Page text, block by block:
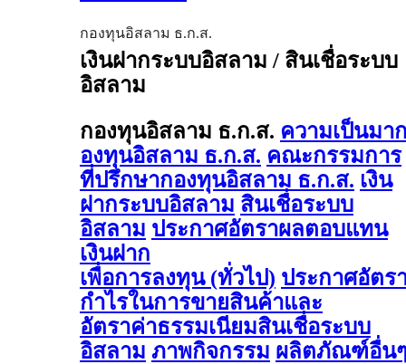
กองทุนอิสลาม ธ.ก.ส.
เงินฝากระบบอิสลาม / สินเชื่อระบบ
อิสลาม
กองทุนอิสลาม ธ.ก.ส. ความเป็นมา
องทุนอิสลาม ธ.ก.ส. คณะกรรมการ
ที่ปรึกษากองทุนอิสลาม ธ.ก.ส. เงิน
ฝากระบบอิสลาม สินเชื่อระบบ
อิสลาม ประกาศอัตราผลตอบแทน
เงินฝาก
เพื่อการลงทุน (ทั่วไป) ประกาศอัตร
กำไรในการขายสินค้าและ
อัตราค่าธรรมเนียมสินเชื่อระบบ
อิสลาม ภาพกิจกรรม ผลิตภัณฑ์อื่น